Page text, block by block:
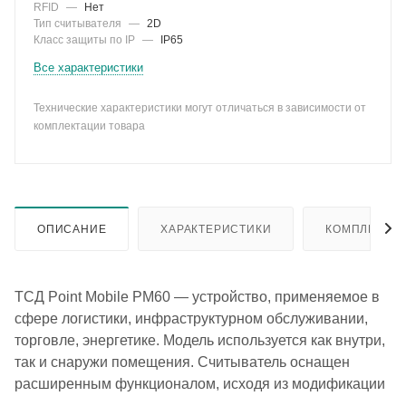
RFID
—
Нет
Тип считывателя
— 2D
Класс защиты по IP — IP65
Все характеристики
Технические характеристики могут отличаться в зависимости от
комплектации товара
ОПИСАНИЕ ХАРАКТЕРИСТИКИ
ТСД Point Mobile PM60 — устройство, применяемое в
сфере логистики, инфраструктурном обслуживании,
торговле, энергетике. Модель используется как внутри,
так и снаружи помещения. Считыватель оснащен
расширенным функционалом, исходя из модификации